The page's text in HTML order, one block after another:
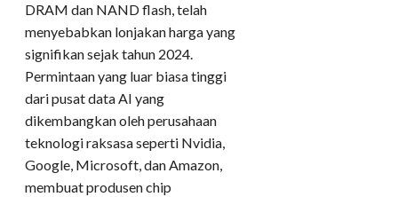
DRAM dan NAND flash, telah
menyebabkan lonjakan harga yang
signifikan sejak tahun 2024.
Permintaan yang luar biasa tinggi
dari pusat data AI yang
dikembangkan oleh perusahaan
teknologi raksasa seperti Nvidia,
Google, Microsoft, dan Amazon,
membuat produsen chip